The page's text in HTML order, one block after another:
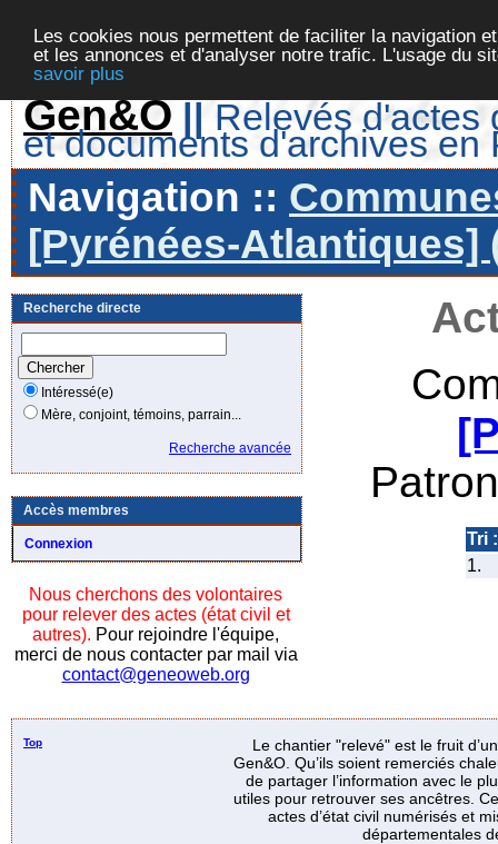
Les cookies nous permettent de faciliter la navigation
et les annonces et d'analyser notre trafic. L'usage du
savoir plus
Gen&O || Relevés d'actes
et documents d'archives en
Navigation ::
[Pyrénées-Atlantiques]
Recherche directe
Intéressé(e)
Mère, conjoint, témoins, parrain...
Recherche avancée
Accès membres
Connexion
Nous cherchons des volontaires
pour relever des actes (état civil et
autres). Pour rejoindre l'équipe,
merci de nous contacter par mail via
contact@geneoweb.org
Tri :
1.
Top
Le chantier "relevé" est le fruit
Gen&O. Qu’ils soient remerciés
de partager l’information avec le
utiles pour retrouver ses ancêtres.
actes d’état civil numérisés et
départementales